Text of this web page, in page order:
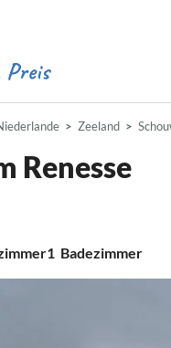
Zeeland
Renesse
1 Badezimmer